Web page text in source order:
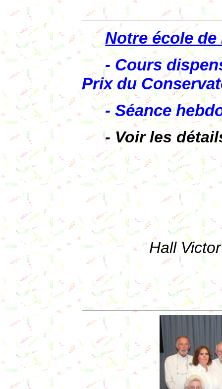
Notre école
- Cours
Prix du
- Séance
- Voir les
Hall